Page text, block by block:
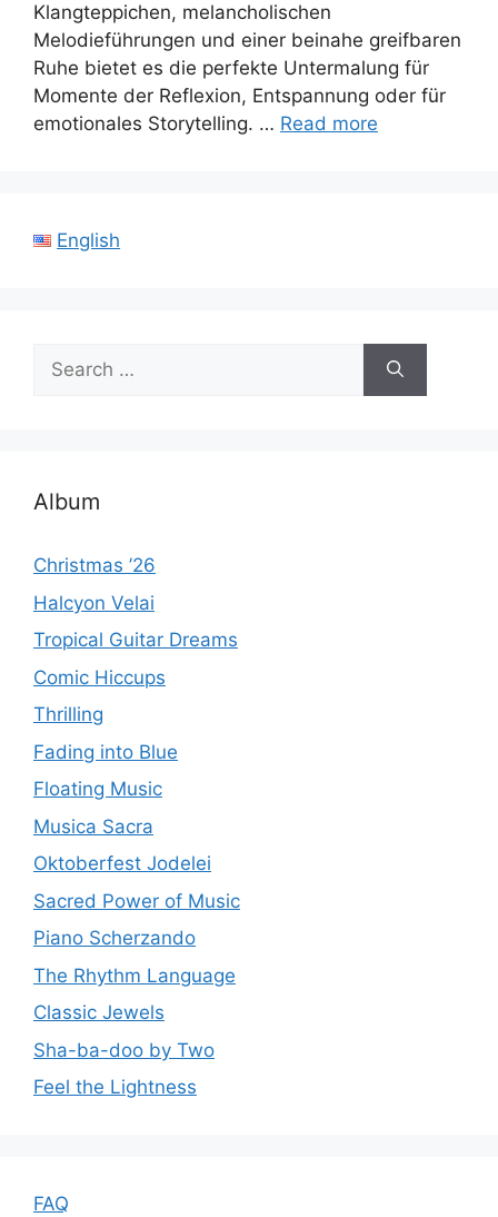
Klangteppichen, melancholischen
Melodieführungen und einer beinahe greifbaren
Ruhe bietet es die perfekte Untermalung für
Momente der Reflexion, Entspannung oder für
emotionales Storytelling. … Read more
English
Search
for:
Album
Christmas ’26
Halcyon Velai
Tropical Guitar Dreams
Comic Hiccups
Thrilling
Fading into Blue
Floating Music
Musica Sacra
Oktoberfest Jodelei
Sacred Power of Music
Piano Scherzando
The Rhythm Language
Classic Jewels
Sha-ba-doo by Two
Feel the Lightness
FAQ